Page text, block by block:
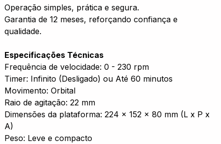
Operação simples, prática e segura.
Garantia de 12 meses, reforçando confiança e
qualidade.
Especificações Técnicas
Frequência de velocidade: 0 - 230 rpm
Timer: Infinito (Desligado) ou Até 60 minutos
Movimento: Orbital
Raio de agitação: 22 mm
Dimensões da plataforma: 224 x 152 x 80 mm (L x P x
A)
Peso: Leve e compacto